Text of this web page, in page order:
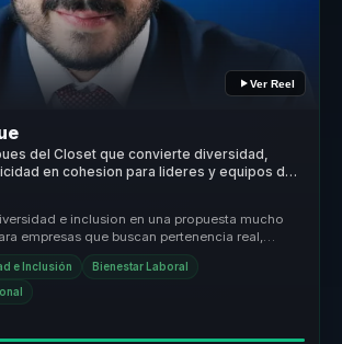
Ver Reel
del Closet que convierte diversidad,
en cohesion para lideres y equipos de
e inclusion en una propuesta mucho
empresas que buscan pertenencia real,
e Inclusión Bienestar Laboral